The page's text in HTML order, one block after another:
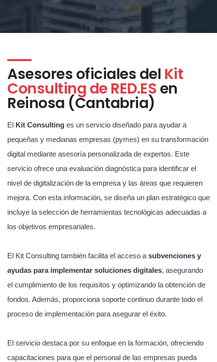
Asesores oficiales del Kit
Consulting de RED.ESen
Reinosa (Cantabria)
El Kit Consulting es un servicio diseñado para ayudar a
pequeñas y medianas empresas (pymes) en su transformación
digital mediante asesoría personalizada de expertos. Este
servicio ofrece una evaluación diagnóstica para identificar el
nivel de digitalización de la empresa y las áreas que requieren
mejora. Con esta información, se diseña un plan estratégico que
incluye la selección de herramientas tecnológicas adecuadas a
los objetivos empresariales.
El Kit Consulting también facilita el acceso a subvenciones y
ayudas para implementar soluciones digitales, asegurando
el cumplimiento de los requisitos y optimizando la obtención de
fondos. Además, proporciona soporte continuo durante todo el
proceso de implementación para asegurar el éxito.
El servicio destaca por su enfoque en la formación, ofreciendo
capacitaciones para que el personal de las empresas pueda